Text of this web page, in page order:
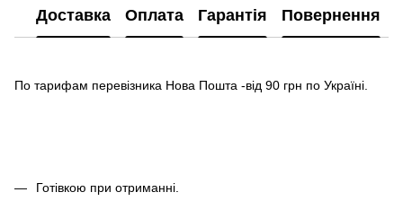
Доставка Оплата Гарантія Повернення
По тарифам перевізника Нова Пошта -від 90 грн по Україні.
Готівкою при отриманні.